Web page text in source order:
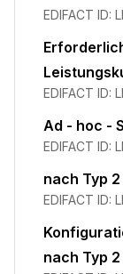
EDIFACT ID:
EDIFACT ID:
Ad - hoc -
EDIFACT ID:
nach Typ
EDIFACT ID:
nach Typ 2